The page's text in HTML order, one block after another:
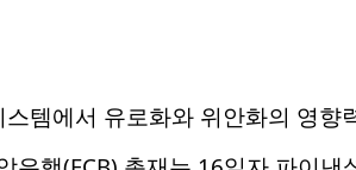
템에서 유로화와 위안화의 영향